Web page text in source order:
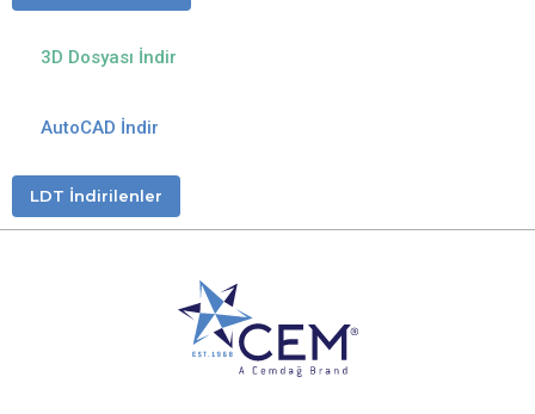
3D Dosyası İndir
AutoCAD İndir
LDT İndirilenler